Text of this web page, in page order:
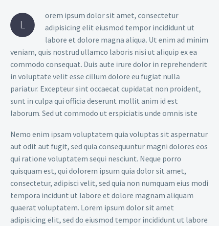
L
orem ipsum dolor sit amet, consectetur
adipisicing elit eiusmod tempor incididunt ut
labore et dolore magna aliqua. Ut enim ad minim
veniam, quis nostrud ullamco laboris nisi ut aliquip ex ea
commodo consequat. Duis aute irure dolor in reprehenderit
in voluptate velit esse cillum dolore eu fugiat nulla
pariatur. Excepteur sint occaecat cupidatat non proident,
sunt in culpa qui officia deserunt mollit anim id est
laborum. Sed ut commodo ut erspiciatis unde omnis iste
Nemo enim ipsam voluptatem quia voluptas sit aspernatur
aut odit aut fugit, sed quia consequuntur magni dolores eos
qui ratione voluptatem sequi nesciunt. Neque porro
quisquam est, qui dolorem ipsum quia dolor sit amet,
consectetur, adipisci velit, sed quia non numquam eius modi
tempora incidunt ut labore et dolore magnam aliquam
quaerat voluptatem. Lorem ipsum dolor sit amet
adipisicing elit, sed do eiusmod tempor incididunt ut labore